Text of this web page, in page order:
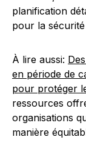
planification
pour la
À lire aussi:
en période de
pour protéger
ressources
organisations
manière